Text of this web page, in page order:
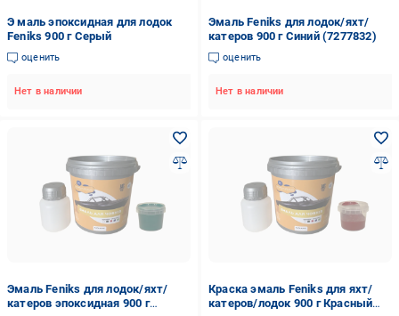
Э маль эпоксидная для лодок
Feniks 900 г Серый
оценить
Нет в наличии
Эмаль Feniks для лодок/яхт/
катеров 900 г Синий (7277832)
оценить
Нет в наличии
Эмаль Feniks для лодок/яхт/
катеров эпоксидная 900 г
Краска эмаль Feniks для яхт/
катеров/лодок 900 г Красный